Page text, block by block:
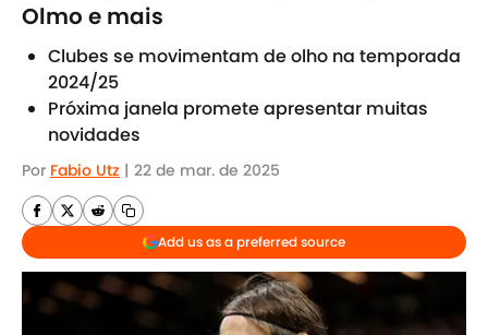
Olmo e mais
Clubes se movimentam de olho na temporada
2024/25
Próxima janela promete apresentar muitas
novidades
Por Fabio Utz | 22 de mar. de 2025
Add us as a preferred source